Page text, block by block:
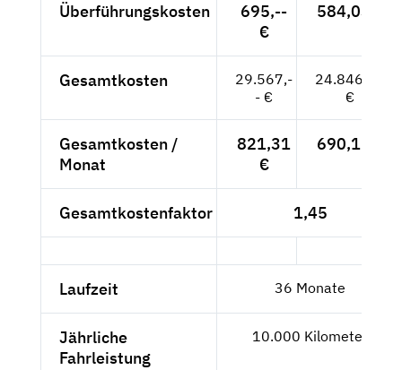
Überführungskosten
695,--
€
584,03 €
Gesamtkosten
29.567,-
- €
24.846,22
€
Gesamtkosten /
Monat
821,31
€
690,17 €
Gesamtkostenfaktor 1,45
Laufzeit 36 Monate
Jährliche
Fahrleistung
10.000 Kilometer